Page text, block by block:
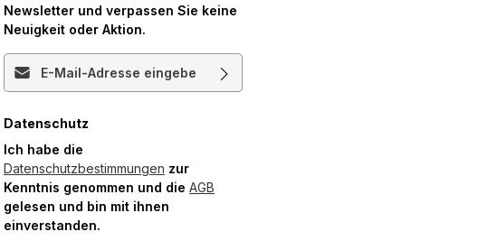
Newsletter und verpassen Sie keine
Neuigkeit oder Aktion.
E-Mail-Adresse*
Datenschutz
Ich habe die
Datenschutzbestimmungen zur
Kenntnis genommen und die AGB
gelesen und bin mit ihnen
einverstanden.